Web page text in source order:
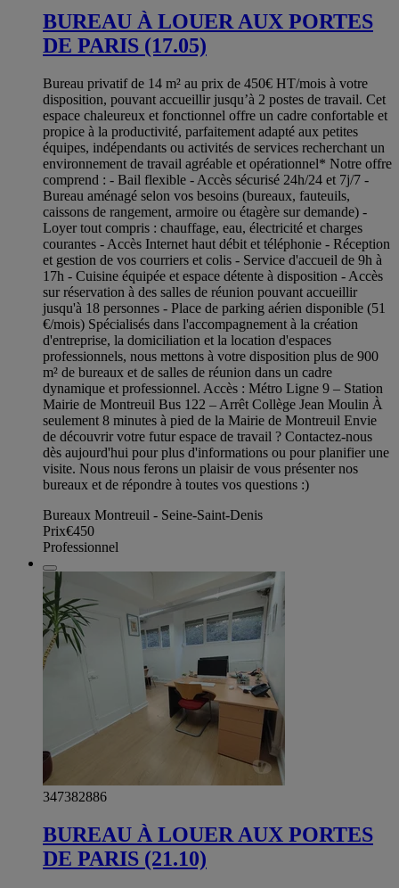
BUREAU À LOUER AUX PORTES
DE PARIS (17.05)
Bureau privatif de 14 m² au prix de 450€ HT/mois à votre
disposition, pouvant accueillir jusqu’à 2 postes de travail. Cet
espace chaleureux et fonctionnel offre un cadre confortable et
propice à la productivité, parfaitement adapté aux petites
équipes, indépendants ou activités de services recherchant un
environnement de travail agréable et opérationnel* Notre offre
comprend : - Bail flexible - Accès sécurisé 24h/24 et 7j/7 -
Bureau aménagé selon vos besoins (bureaux, fauteuils,
caissons de rangement, armoire ou étagère sur demande) -
Loyer tout compris : chauffage, eau, électricité et charges
courantes - Accès Internet haut débit et téléphonie - Réception
et gestion de vos courriers et colis - Service d'accueil de 9h à
17h - Cuisine équipée et espace détente à disposition - Accès
sur réservation à des salles de réunion pouvant accueillir
jusqu'à 18 personnes - Place de parking aérien disponible (51
€/mois) Spécialisés dans l'accompagnement à la création
d'entreprise, la domiciliation et la location d'espaces
professionnels, nous mettons à votre disposition plus de 900
m² de bureaux et de salles de réunion dans un cadre
dynamique et professionnel. Accès : Métro Ligne 9 – Station
Mairie de Montreuil Bus 122 – Arrêt Collège Jean Moulin À
seulement 8 minutes à pied de la Mairie de Montreuil Envie
de découvrir votre futur espace de travail ? Contactez-nous
dès aujourd'hui pour plus d'informations ou pour planifier une
visite. Nous nous ferons un plaisir de vous présenter nos
bureaux et de répondre à toutes vos questions :)
Bureaux Montreuil - Seine-Saint-Denis
Prix€450
Professionnel
347382886
BUREAU À LOUER AUX PORTES
DE PARIS (21.10)